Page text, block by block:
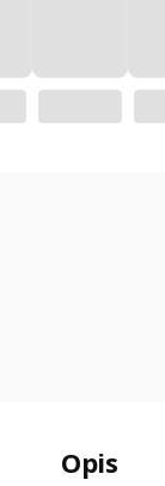
Opis